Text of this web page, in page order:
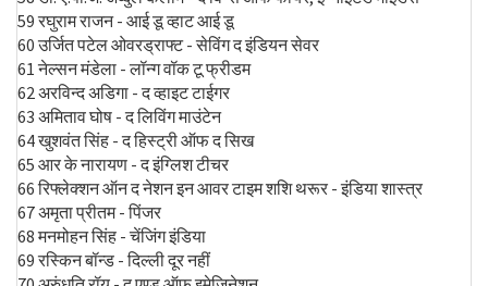
59 रघुराम राजन - आई डू व्हाट आई डू
60 उर्जित पटेल ओवरड्राफ्ट - सेविंग द इंडियन सेवर
61 नेल्सन मंडेला - लॉन्ग वॉक टू फ्रीडम
62 अरविन्द अडिगा - द व्हाइट टाईगर
63 अमिताव घोष - द लिविंग माउंटेन
64 खुशवंत सिंह - द हिस्ट्री ऑफ द सिख
65 आर के नारायण - द इंग्लिश टीचर
66 रिफ्लेक्शन ऑन द नेशन इन आवर टाइम शशि थरूर - इंडिया शास्त्र
67 अमृता प्रीतम - पिंजर
68 मनमोहन सिंह - चेंजिंग इंडिया
69 रस्किन बॉन्ड - दिल्ली दूर नहीं